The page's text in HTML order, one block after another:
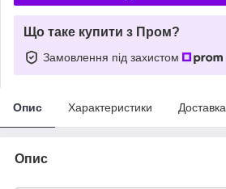
Що таке купити з Пром?
Замовлення під захистом
Опис Характеристики Доставка
Опис